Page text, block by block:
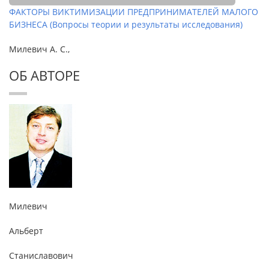
ФАКТОРЫ ВИКТИМИЗАЦИИ ПРЕДПРИНИМАТЕЛЕЙ МАЛОГО
БИЗНЕСА (Вопросы теории и результаты исследования)
Милевич А. С.,
ОБ АВТОРЕ
Милевич
Альберт
Станиславович